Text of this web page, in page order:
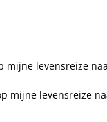
mijne levensreize
mijne levensreize